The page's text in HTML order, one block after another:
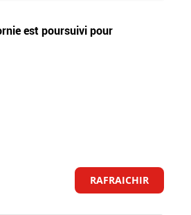
est poursuivi pour
RAFRAICHIR